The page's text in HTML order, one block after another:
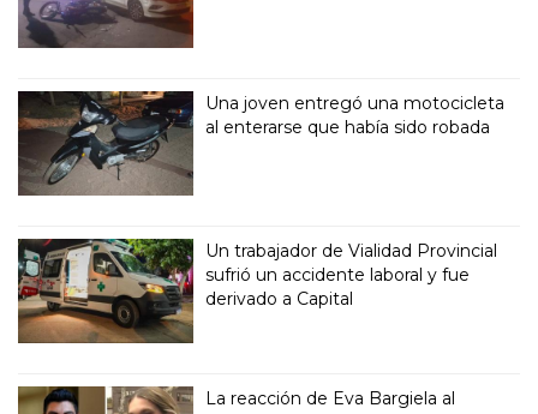
Una joven entregó una motocicleta
al enterarse que había sido robada
Un trabajador de Vialidad Provincial
sufrió un accidente laboral y fue
derivado a Capital
La reacción de Eva Bargiela al